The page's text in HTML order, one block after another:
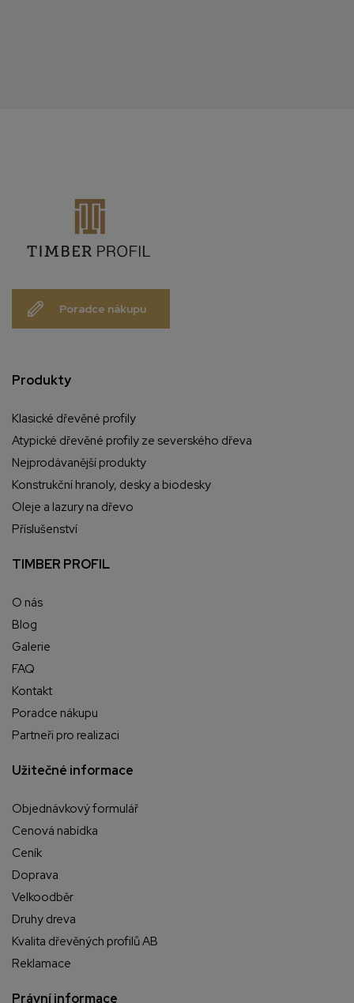
Poradce nákupu
Produkty
Klasické dřevěné profily
Atypické dřevěné profily ze severského dřeva
Nejprodávanější produkty
Konstrukční hranoly, desky a biodesky
Oleje a lazury na dřevo
Příslušenství
TIMBER PROFIL
O nás
Blog
Galerie
FAQ
Kontakt
Poradce nákupu
Partneři pro realizaci
Užitečné informace
Objednávkový formulář
Cenová nabídka
Ceník
Doprava
Velkoodběr
Druhy dreva
Kvalita dřevěných profilů AB
Reklamace
Právní informace